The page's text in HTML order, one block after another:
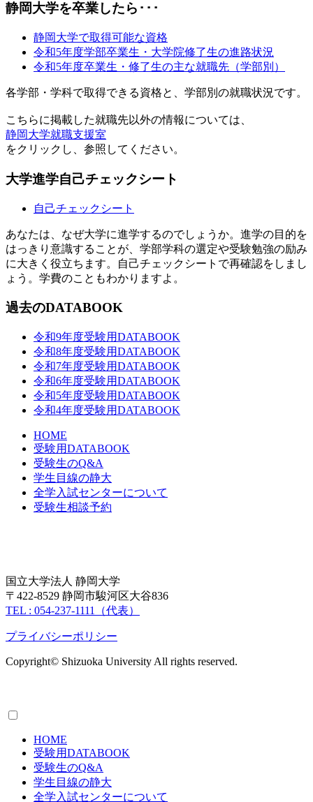
静岡大学を卒業したら･･･
静岡大学で取得可能な資格
令和5年度学部卒業生・大学院修了生の進路状況
令和5年度卒業生・修了生の主な就職先（学部別）
各学部・学科で取得できる資格と、学部別の就職状況です。
こちらに掲載した就職先以外の情報については、
静岡大学就職支援室
をクリックし、参照してください。
大学進学自己チェックシート
自己チェックシート
あなたは、なぜ大学に進学するのでしょうか。進学の目的を
はっきり意識することが、学部学科の選定や受験勉強の励み
に大きく役立ちます。自己チェックシートで再確認をしまし
ょう。学費のこともわかりますよ。
過去のDATABOOK
令和9年度受験用DATABOOK
令和8年度受験用DATABOOK
令和7年度受験用DATABOOK
令和6年度受験用DATABOOK
令和5年度受験用DATABOOK
令和4年度受験用DATABOOK
HOME
受験用DATABOOK
受験生のQ&A
学生目線の静大
全学入試センターについて
受験生相談予約
国立大学法人 静岡大学
〒422-8529 静岡市駿河区大谷836
TEL : 054-237-1111（代表）
プライバシーポリシー
Copyright© Shizuoka University All rights reserved.
HOME
受験用DATABOOK
受験生のQ&A
学生目線の静大
全学入試センターについて